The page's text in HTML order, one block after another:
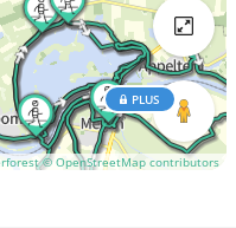
© OpenStreetMap contributors
PLUS